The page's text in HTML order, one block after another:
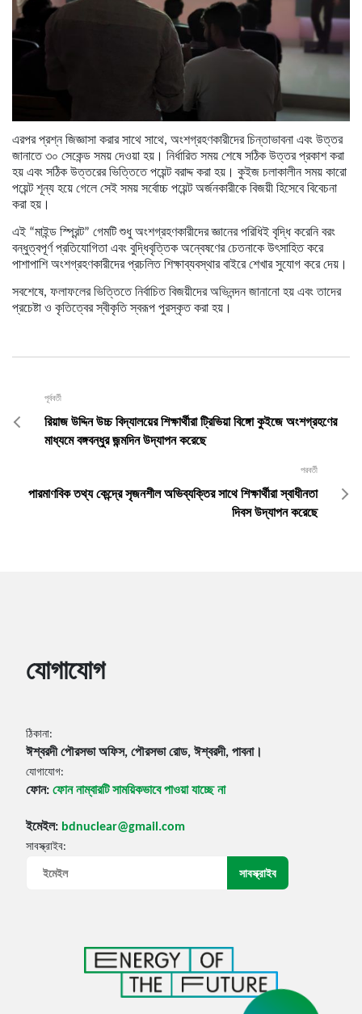
এরপর প্রশ্ন জিজ্ঞাসা করার সাথে সাথে, অংশগ্রহণকারীদের চিন্তাভাবনা এবং উত্তর
জানাতে ৩০ সেকেন্ড সময় দেওয়া হয়। নির্ধারিত সময় শেষে সঠিক উত্তর প্রকাশ করা
হয় এবং সঠিক উত্তরের ভিত্তিতে পয়েন্ট বরাদ্দ করা হয়। কুইজ চলাকালীন সময় কারো
পয়েন্ট শূন্য হয়ে গেলে সেই সময় সর্বোচ্চ পয়েন্ট অর্জনকারীকে বিজয়ী হিসেবে বিবেচনা
করা হয়।
এই “মাইন্ড স্প্রিন্ট” গেমটি শুধু অংশগ্রহণকারীদের জ্ঞানের পরিধিই বৃদ্ধি করেনি বরং
বন্ধুত্বপূর্ণ প্রতিযোগিতা এবং বুদ্ধিবৃত্তিক অন্বেষণের চেতনাকে উৎসাহিত করে
পাশাপাশি অংশগ্রহণকারীদের প্রচলিত শিক্ষাব্যবস্থার বাইরে শেখার সুযোগ করে দেয়।
সবশেষে, ফলাফলের ভিত্তিতে নির্বাচিত বিজয়ীদের অভিনন্দন জানানো হয় এবং তাদের
প্রচেষ্টা ও কৃতিত্বের স্বীকৃতি স্বরূপ পুরস্কৃত করা হয়।
পূর্ববর্তী
রিয়াজ উদ্দিন উচ্চ বিদ্যালয়ের শিক্ষার্থীরা ট্রিভিয়া বিঙ্গো কুইজে অংশগ্রহণের
মাধ্যমে বঙ্গবন্ধুর জন্মদিন উদ্‌যাপন করেছে
পরবর্তী
পারমাণবিক তথ্য কেন্দ্রে সৃজনশীল অভিব্যক্তির সাথে শিক্ষার্থীরা স্বাধীনতা
দিবস উদ্‌যাপন করেছে
যোগাযোগ
ঠিকানা:
ঈশ্বরদী পৌরসভা অফিস, পৌরসভা রোড, ঈশ্বরদী, পাবনা।
যোগাযোগ:
ফোন: ফোন নাম্বারটি সাময়িকভাবে পাওয়া যাচ্ছে না
ইমেইল: bdnuclear@gmail.com
সাবস্ক্রাইব: